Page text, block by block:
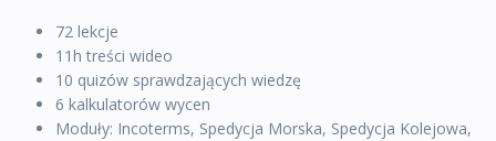
72 lekcje
11h treści wideo
10 quizów sprawdzających wiedzę
6 kalkulatorów wycen
Moduły: Incoterms, Spedycja Morska, Spedycja Kolejowa,